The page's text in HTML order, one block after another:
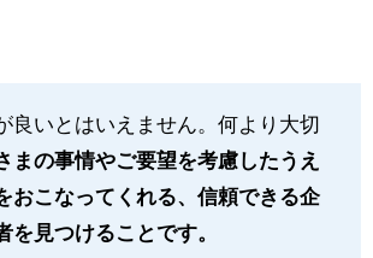
良いとはいえません。何より大切
まの事情やご要望を考慮したうえ
おこなってくれる、信頼できる企
を見つけることです。